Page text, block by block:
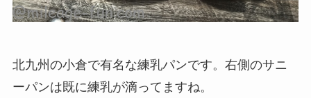
北九州の小倉で有名な練乳パンです。右側のサニ
ーパンは既に練乳が滴ってますね。